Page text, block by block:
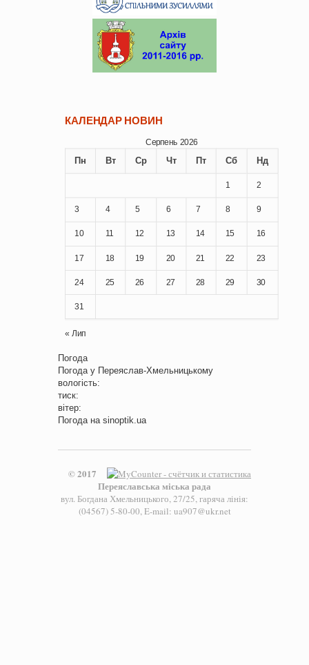
КАЛЕНДАР НОВИН
Серпень 2026
Пн Вт Ср Чт Пт Сб Нд
1 2
3 4 5 6 7 8 9
10 11 12 13 14 15 16
17 18 19 20 21 22 23
24 25 26 27 28 29 30
31
« Лип
Погода
Погода у Переяслав-Хмельницькому
вологість:
тиск:
вітер:
Погода на sinoptik.ua
© 2017
Переяславська міська рада
вул. Богдана Хмельницького, 27/25, гаряча лінія:
(04567) 5-80-00, E-mail: ua907@ukr.net